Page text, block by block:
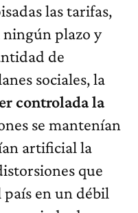
las tarifas,
ningún plazo y
de
sociales, la
controlada la
se mantenían
artificial la
que
en un débil